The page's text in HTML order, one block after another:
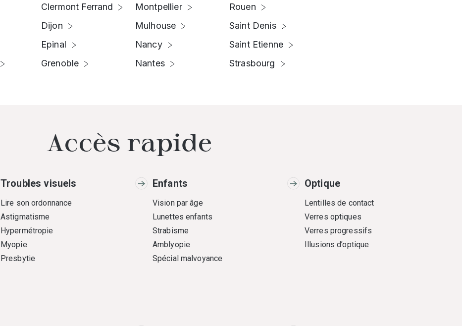
Clermont Ferrand
Dijon
Epinal
Grenoble
Montpellier
Mulhouse
Nancy
Nantes
Rouen
Saint Denis
Saint Etienne
Strasbourg
Accès rapide
Troubles visuels
Lire son ordonnance
Astigmatisme
Hypermétropie
Myopie
Presbytie
Enfants
Vision par âge
Lunettes enfants
Strabisme
Amblyopie
Spécial malvoyance
Optique
Lentilles de contact
Verres optiques
Verres progressifs
Illusions d’optique